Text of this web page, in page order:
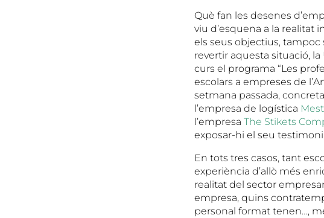
Què fan les desenes
viu d’esquena a la realitat
els seus objectius, tampoc
revertir aquesta situació,
curs el programa “Les
escolars a empreses de
setmana passada,
l’empresa de logística
l’empresa The Stikets
exposar-hi el seu
En tots tres casos, tant
experiència d’allò més
realitat del sector
empresa, quins
personal format tenen…,